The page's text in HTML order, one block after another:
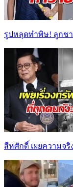
รูปหลุดทำพิษ! ลูกชา
สีหศักดิ์ เผยความจ